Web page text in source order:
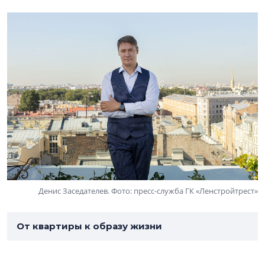
Денис Заседателев. Фото: пресс-служба ГК «Ленстройтрест»
От квартиры к образу жизни